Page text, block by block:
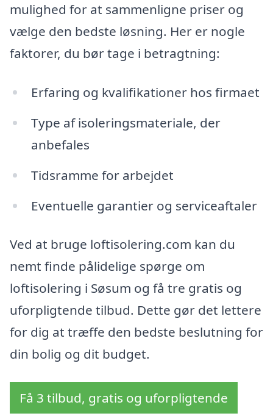
mulighed for at sammenligne priser og
vælge den bedste løsning. Her er nogle
faktorer, du bør tage i betragtning:
Erfaring og kvalifikationer hos firmaet
Type af isoleringsmateriale, der
anbefales
Tidsramme for arbejdet
Eventuelle garantier og serviceaftaler
Ved at bruge loftisolering.com kan du
nemt finde pålidelige spørge om
loftisolering i Søsum og få tre gratis og
uforpligtende tilbud. Dette gør det lettere
for dig at træffe den bedste beslutning for
din bolig og dit budget.
Få 3 tilbud, gratis og uforpligtende